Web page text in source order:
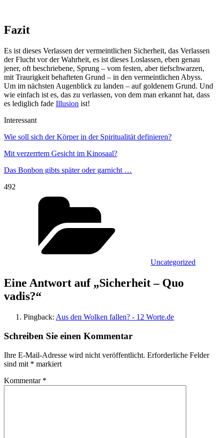
Fazit
Es ist dieses Verlassen der vermeintlichen Sicherheit, das Verlassen
der Flucht vor der Wahrheit, es ist dieses Loslassen, eben genau
jener, oft beschriebene, Sprung – vom festen, aber tiefschwarzen,
mit Traurigkeit behafteten Grund – in den vermeintlichen Abyss.
Um im nächsten Augenblick zu landen – auf goldenem Grund. Und
wie einfach ist es, das zu verlassen, von dem man erkannt hat, dass
es lediglich fade Illusion ist!
Interessant
Wie soll sich der Körper in der Spiritualität definieren?
Mit verzerrtem Gesicht im Kinosaal?
Das Bonbon gibts später oder garnicht …
492
Uncategorized
Eine Antwort auf „Sicherheit – Quo
vadis?“
Pingback: Aus den Wolken fallen? - 12 Worte.de
Schreiben Sie einen Kommentar
Ihre E-Mail-Adresse wird nicht veröffentlicht. Erforderliche Felder
sind mit * markiert
Kommentar *